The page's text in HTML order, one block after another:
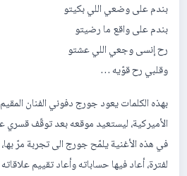
بندم على وضعي اللي بكيتو
بندم على واقع ما رضيتو
رح إنسى وجعي اللي عشتو
وقلبي رح قوّيه …
بهذه الكلمات يعود جورج دفوني الفنان
الأميركية، ليستعيد موقعه بعد توقّف قسري
في هذه الأغنية يلمّح جورج الى تجربة مرّ
لفترة، أعاد فيها حساباته وأعاد تقييم